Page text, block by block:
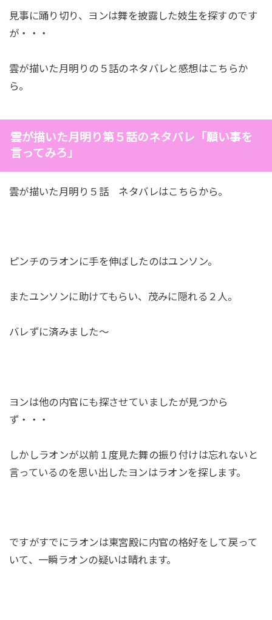
見事に踊り切り、ヨンは舞を披露した妓生を探すのです
が・・・
雲が描いた月明りの５話のネタバレと感想はこちらか
ら。
雲が描いた月明り第５話のネタバレ「願い事を
言ってみろ」
雲が描いた月明り５話 ネタバレはこちらから。
ピンチのラオンに手を伸ばしたのはユンソン。
またユンソンに助けてもらい、茂みに隠れる２人。
バレずに済みました～
ヨンは他の内官にも探させていましたが見つから
ず・・・
しかしラオンが以前１度見た舞の振り付けは忘れないと
言っているのを思い出したヨンはラオンを探します。
ですがすでにラオンは東宮殿に内官の格好をして戻って
いて、一瞬ラオンの疑いは晴れます。